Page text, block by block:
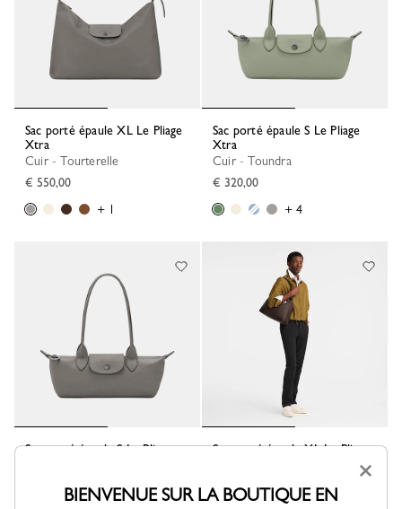
Sac porté épaule XL Le Pliage
Xtra
Cuir - Tourterelle
€ 550,00
+ 1
Sac porté épaule S Le Pliage
Xtra
Cuir - Toundra
€ 320,00
+ 4
Sac porté épaule S Le Pliage
€ 320,00
Sac porté épaule XL Le Pliage
€ 550,00
×
BIENVENUE SUR LA BOUTIQUE EN